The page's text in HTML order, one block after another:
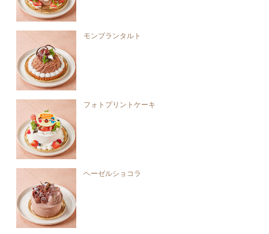
モンブランタルト
フォトプリントケーキ
ヘーゼルショコラ